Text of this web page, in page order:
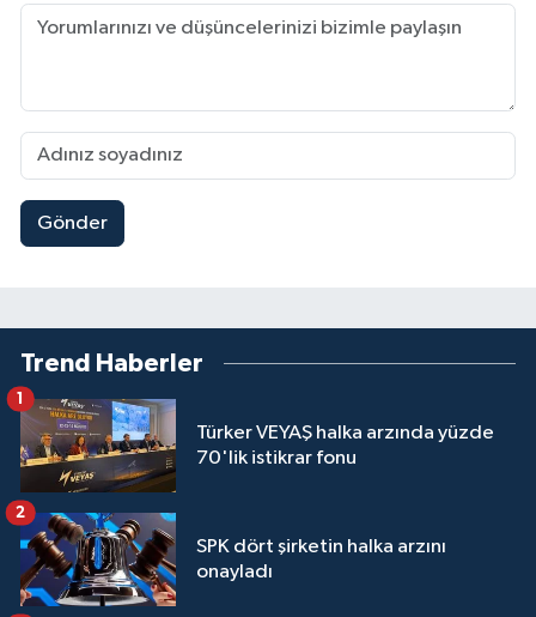
Gönder
Trend Haberler
Türker VEYAŞ halka arzında yüzde
70'lik istikrar fonu
1
SPK dört şirketin halka arzını
onayladı
2